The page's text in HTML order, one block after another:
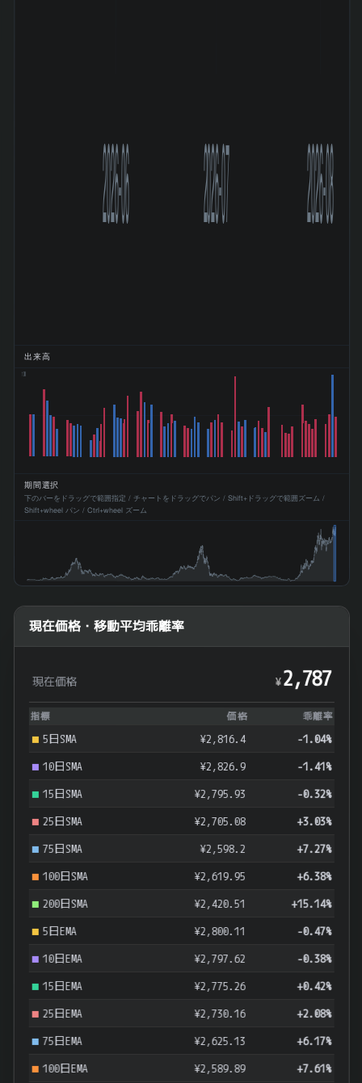
2026-06 2026-07 2026-08
出来高
10M
期間選択
下のバーをドラッグで範囲指定 / チャートをドラッグでパン / Shift+ドラッグで範囲ズーム /
Shift+wheel パン / Ctrl+wheel ズーム
現在価格・移動平均乖離率
現在価格 ¥2,787
指標 価格 乖離率
5日SMA ¥2,816.4 -1.04%
10日SMA ¥2,826.9 -1.41%
15日SMA ¥2,795.93 -0.32%
25日SMA ¥2,705.08 +3.03%
75日SMA ¥2,598.2 +7.27%
100日SMA ¥2,619.95 +6.38%
200日SMA ¥2,420.51 +15.14%
5日EMA ¥2,800.11 -0.47%
10日EMA ¥2,797.62 -0.38%
15日EMA ¥2,775.26 +0.42%
25日EMA ¥2,730.16 +2.08%
75日EMA ¥2,625.13 +6.17%
100日EMA ¥2,589.89 +7.61%